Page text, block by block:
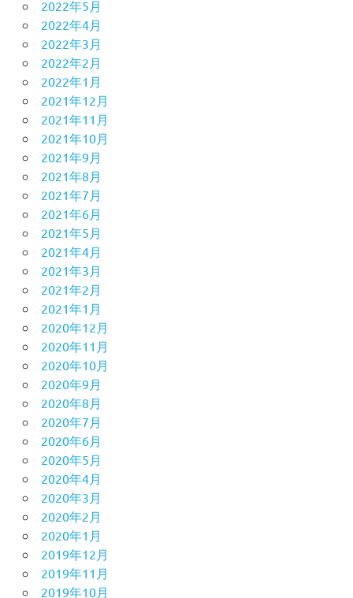
2022年5月
2022年4月
2022年3月
2022年2月
2022年1月
2021年12月
2021年11月
2021年10月
2021年9月
2021年8月
2021年7月
2021年6月
2021年5月
2021年4月
2021年3月
2021年2月
2021年1月
2020年12月
2020年11月
2020年10月
2020年9月
2020年8月
2020年7月
2020年6月
2020年5月
2020年4月
2020年3月
2020年2月
2020年1月
2019年12月
2019年11月
2019年10月